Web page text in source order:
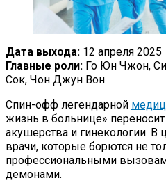
Дата выхода: 12 апреля 2025
Главные роли: Го Юн Чжон,
Сок, Чон Джун Вон
Спин-офф легендарной
жизнь в больнице»
акушерства и гинекологии.
врачи, которые борются не
профессиональными
демонами.